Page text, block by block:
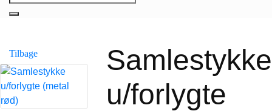
efter:
Tilbage
Samlestykke
u/forlygte